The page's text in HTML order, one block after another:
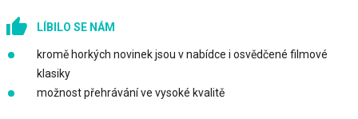
LÍBILO SE NÁM
kromě horkých novinek jsou v nabídce i osvědčené filmové
klasiky
možnost přehrávání ve vysoké kvalitě